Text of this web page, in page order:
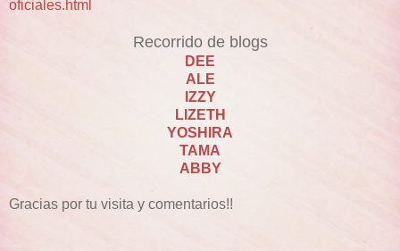
oficiales.html
Recorrido de blogs
DEE
ALE
IZZY
LIZETH
YOSHIRA
TAMA
ABBY
Gracias por tu visita y comentarios!!